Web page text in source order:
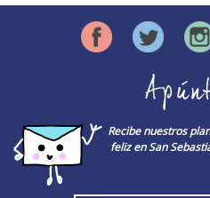
Recibe nuestros
feliz en San